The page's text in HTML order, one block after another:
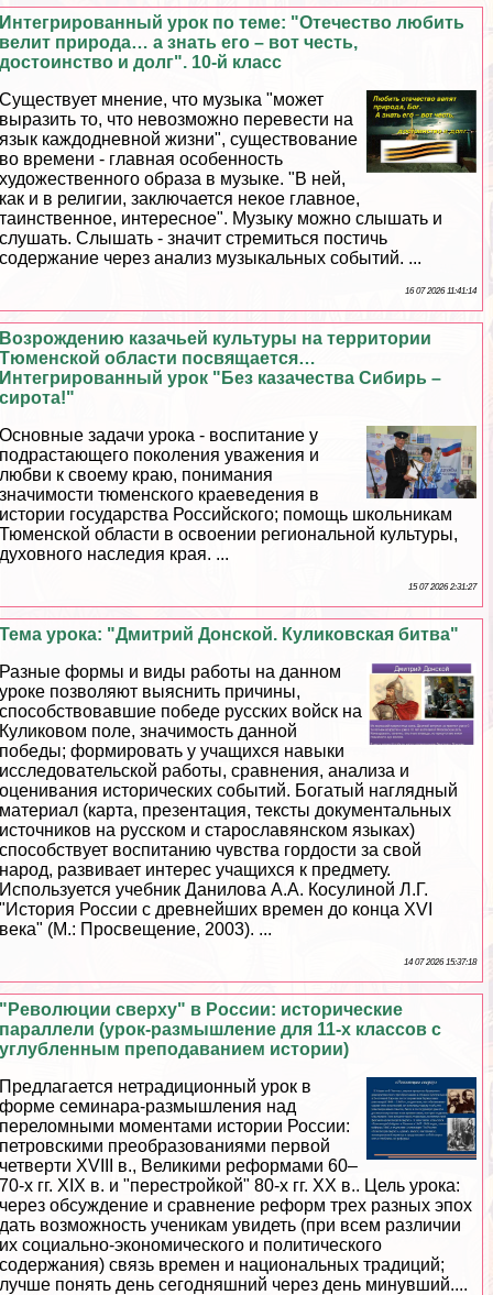
Интегрированный урок по теме: "Отечество любить
велит природа… а знать его – вот честь,
достоинство и долг". 10-й класс
Существует мнение, что музыка "может
выразить то, что невозможно перевести на
язык каждодневной жизни", существование
во времени - главная особенность
художественного образа в музыке. "В ней,
как и в религии, заключается некое главное,
таинственное, интересное". Музыку можно слышать и
слушать. Слышать - значит стремиться постичь
содержание через анализ музыкальных событий. ...
16 07 2026 11:41:14
Возрождению казачьей культуры на территории
Тюменской области посвящается…
Интегрированный урок "Без казачества Сибирь –
сирота!"
Основные задачи урока - воспитание у
подрастающего поколения уважения и
любви к своему краю, понимания
значимости тюменского краеведения в
истории государства Российского; помощь школьникам
Тюменской области в освоении региональной культуры,
духовного наследия края. ...
15 07 2026 2:31:27
Тема урока: "Дмитрий Донской. Куликовская битва"
Разные формы и виды работы на данном
уроке позволяют выяснить причины,
способствовавшие победе русских войск на
Куликовом поле, значимость данной
победы; формировать у учащихся навыки
исследовательской работы, сравнения, анализа и
оценивания исторических событий. Богатый наглядный
материал (карта, презентация, тексты документальных
источников на русском и старославянском языках)
способствует воспитанию чувства гордости за свой
народ, развивает интерес учащихся к предмету.
Используется учебник Данилова А.А. Косулиной Л.Г.
"История России с древнейших времен до конца XVI
века" (М.: Просвещение, 2003). ...
14 07 2026 15:37:18
"Революции сверху" в России: исторические
параллели (урок-размышление для 11-х классов с
углубленным преподаванием истории)
Предлагается нетрадиционный урок в
форме семинара-размышления над
переломными моментами истории России:
петровскими преобразованиями первой
четверти XVIII в., Великими реформами 60–
70-х гг. XIX в. и "перестройкой" 80-х гг. ХХ в.. Цель урока:
через обсуждение и сравнение реформ трех разных эпох
дать возможность ученикам увидеть (при всем различии
их социально-экономического и политического
содержания) связь времен и национальных традиций;
лучше понять день сегодняшний через день минувший....